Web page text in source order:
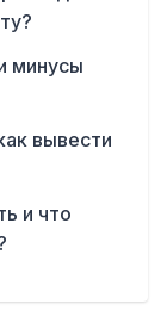
минусы
вывести
и что